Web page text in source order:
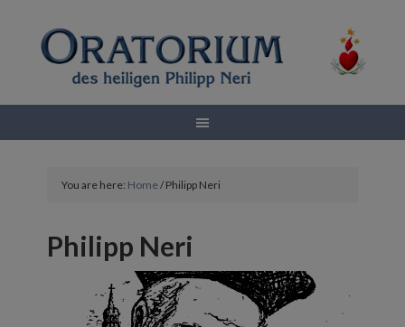
You are here: Home/Philipp Neri
Philipp Neri